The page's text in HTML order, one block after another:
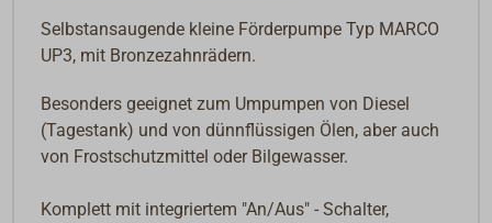
Selbstansaugende kleine Förderpumpe Typ MARCO
UP3, mit Bronzezahnrädern.
Besonders geeignet zum Umpumpen von Diesel
(Tagestank) und von dünnflüssigen Ölen, aber auch
von Frostschutzmittel oder Bilgewasser.
Komplett mit integriertem "An/Aus" - Schalter,